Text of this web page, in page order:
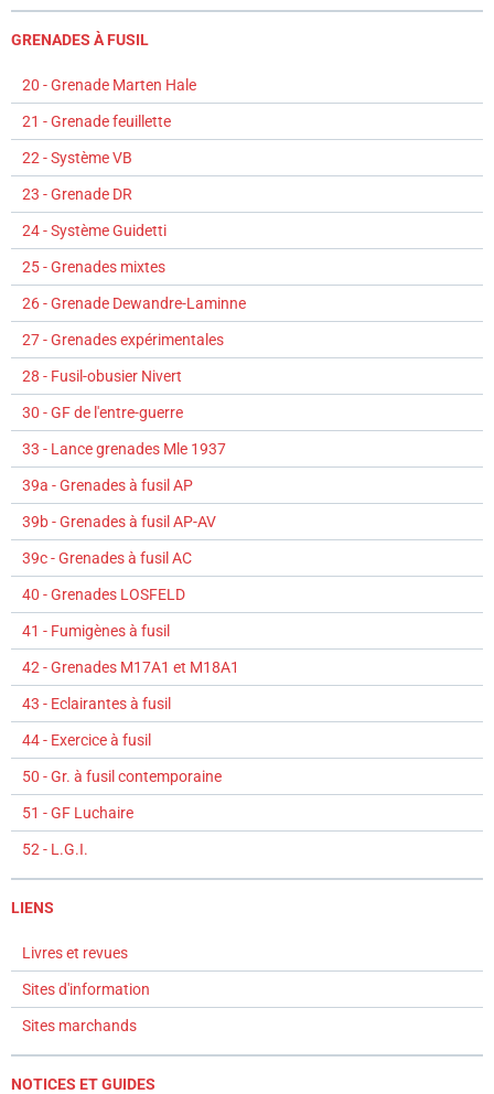
GRENADES À FUSIL
20 - Grenade Marten Hale
21 - Grenade feuillette
22 - Système VB
23 - Grenade DR
24 - Système Guidetti
25 - Grenades mixtes
26 - Grenade Dewandre-Laminne
27 - Grenades expérimentales
28 - Fusil-obusier Nivert
30 - GF de l'entre-guerre
33 - Lance grenades Mle 1937
39a - Grenades à fusil AP
39b - Grenades à fusil AP-AV
39c - Grenades à fusil AC
40 - Grenades LOSFELD
41 - Fumigènes à fusil
42 - Grenades M17A1 et M18A1
43 - Eclairantes à fusil
44 - Exercice à fusil
50 - Gr. à fusil contemporaine
51 - GF Luchaire
52 - L.G.I.
LIENS
Livres et revues
Sites d'information
Sites marchands
NOTICES ET GUIDES